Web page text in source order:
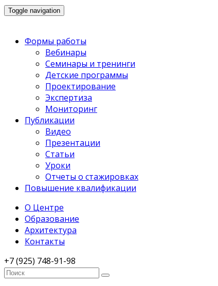
Toggle navigation
Формы работы
Вебинары
Семинары и тренинги
Детские программы
Проектирование
Экспертиза
Мониторинг
Публикации
Видео
Презентации
Статьи
Уроки
Отчеты о стажировках
Повышение квалификации
О Центре
Образование
Архитектура
Контакты
+7 (925) 748-91-98